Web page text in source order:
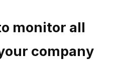
monitor all
company